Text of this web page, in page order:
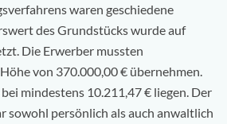
waren geschiedene
des Grundstücks wurde auf
Die Erwerber mussten
von 370.000,00 € übernehmen.
mindestens 10.211,47 € liegen. Der
sowohl persönlich als auch anwaltlich